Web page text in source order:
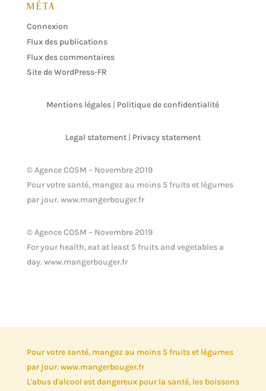
MÉTA
Connexion
Flux des publications
Flux des commentaires
Site de WordPress-FR
Mentions légales Politique de confidentialité
Legal statement| Privacy statement
© Agence COSM – Novembre 2019
Pour votre santé, mangez au moins 5 fruits et légumes
par jour. www.mangerbouger.fr
© Agence COSM – Novembre 2019
For your health, eat at least 5 fruits and vegetables a
day. www.mangerbouger.fr
Pour votre santé, mangez au moins 5 fruits et légumes
par jour. www.mangerbouger.fr
L'abus d'alcool est dangereux pour la santé, les boissons